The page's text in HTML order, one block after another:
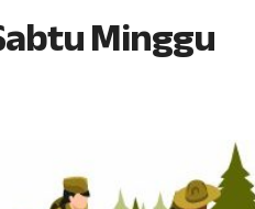
Minggu